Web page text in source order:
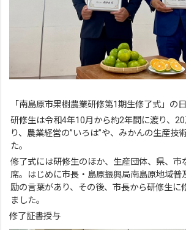
「南島原市果樹農業研修第1期生修了式」の
研修生は令和4年10月から約2年間に渡り、
り、農業経営の”いろは”や、みかんの生産技
た。
修了式には研修生のほか、生産団体、県、市
席。はじめに市長・島原振興局南島原地域普
励の言葉があり、その後、市長から研修生に
ました。
修了証書授与